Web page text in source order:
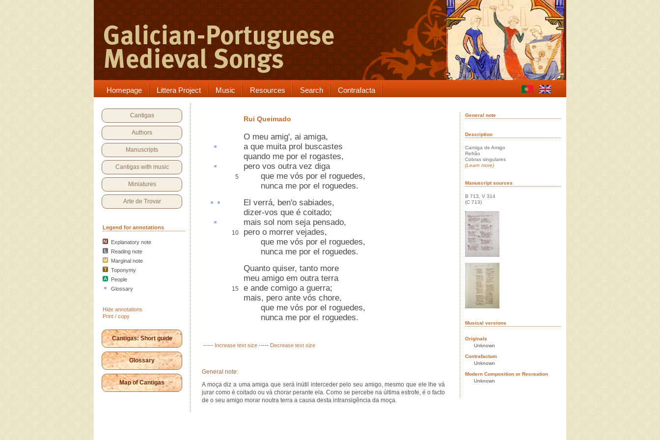
Homepage Littera Project Music Resources Search Contrafacta
Cantigas
Authors
Manuscripts
Cantigas with music
Miniatures
Arte de Trovar
Legend for annotations
Explanatory note
Reading note
Marginal note
Toponymy
People
Glossary
Hide annotations
Print / copy
Cantigas: Short guide
Glossary
Map of Cantigas
Rui Queimado
O meu amig', ai amiga,
a que muita prol buscastes
quando me por el rogastes,
pero vos outra vez diga
5
que me vós por el roguedes,
nunca me por el roguedes.
El verrá, ben'o sabiades,
dizer-vos que é coitado;
mais sol nom seja pensado,
10
pero o morrer vejades,
que me vós por el roguedes,
nunca me por el roguedes.
Quanto quiser, tanto more
meu amigo em outra terra
15
e ande comigo a guerra;
mais, pero ante vós chore,
que me vós por el roguedes,
nunca me por el roguedes.
----- Increase text size ----- Decrease text size
General note:
A moça diz a uma amiga que será inútil interceder pelo seu amigo, mesmo que ele lhe vá
jurar como é coitado ou vá chorar perante ela. Como se percebe na última estrofe, é o facto
de o seu amigo morar noutra terra a causa desta intransigência da moça.
General note
Description
Cantiga de Amigo
Refrão
Cobras singulares
(Learn more)
Manuscript sources
B 713, V 314
(C 713)
Musical versions
Originals
Unknown
Contrafactum
Unknown
Modern Composition or Recreation
Unknown